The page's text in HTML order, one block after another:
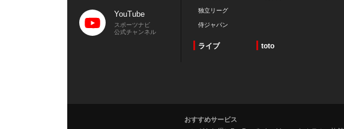
YouTube
スポーツナビ
公式チャンネル
独立リーグ
侍ジャパン
ライブ toto
おすすめサービス